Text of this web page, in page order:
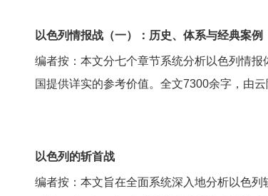
以色列情报战（一）：历史、体系与经典案例
编者按：本文分七个章节系统分析以色列情
国提供详实的参考价值。全文7300余字，由
以色列的斩首战
编者按：本文旨在全面系统深入地分析以色